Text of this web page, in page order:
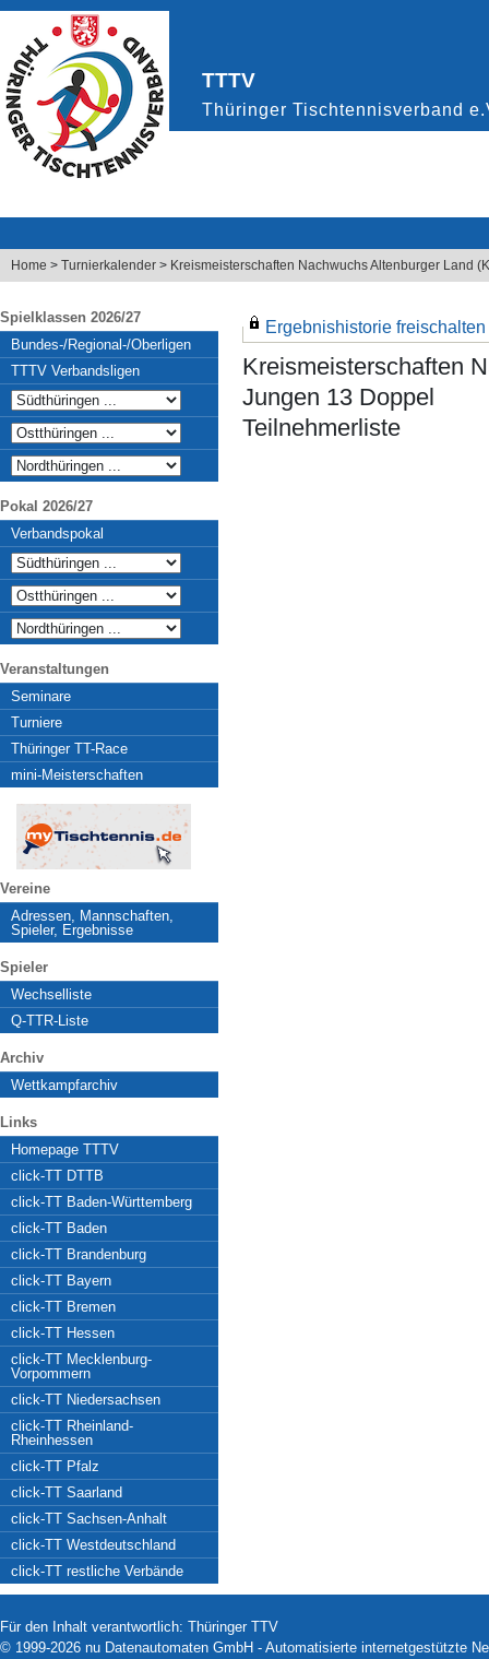
Home > Turnierkalender > Kreismeisterschaften Nachwuchs Altenburger Land
Spielklassen 2026/27
Bundes-/Regional-/Oberligen
TTTV Verbandsligen
Pokal 2026/27
Verbandspokal
Veranstaltungen
Seminare
Turniere
Thüringer TT-Race
mini-Meisterschaften
Vereine
Adressen, Mannschaften,
Spieler, Ergebnisse
Spieler
Wechselliste
Q-TTR-Liste
Archiv
Wettkampfarchiv
Links
Homepage TTTV
click-TT DTTB
click-TT Baden-Württemberg
click-TT Baden
click-TT Brandenburg
click-TT Bayern
click-TT Bremen
click-TT Hessen
click-TT Mecklenburg-
Vorpommern
click-TT Niedersachsen
click-TT Rheinland-
Rheinhessen
click-TT Pfalz
click-TT Saarland
click-TT Sachsen-Anhalt
click-TT Westdeutschland
click-TT restliche Verbände
Ergebnishistorie freischalten
Kreismeisterschaften
Jungen 13 Doppel
Teilnehmerliste
Für den Inhalt verantwortlich: Thüringer TTV
© 1999-2026 nu Datenautomaten GmbH - Automatisierte internetgestützte